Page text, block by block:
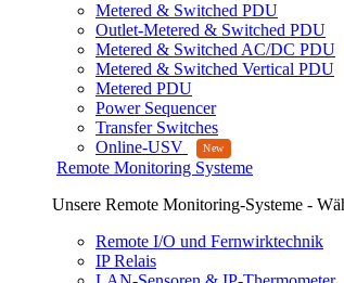
Metered & Switched PDU
Outlet-Metered & Switched PDU
Metered & Switched AC/DC PDU
Metered & Switched Vertical PDU
Metered PDU
Power Sequencer
Transfer Switches
Online-USV
Remote Monitoring Systeme
Unsere Remote Monitoring-Systeme -
Remote I/O und Fernwirktechnik
IP Relais